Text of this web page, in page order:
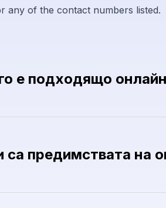
any of the contact numbers listed.
е подходящо
са предимствата на